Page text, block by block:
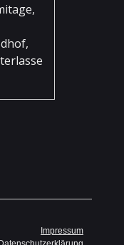
,
,
Impressum